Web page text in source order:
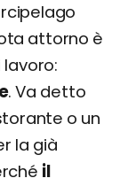
attorno è
. Va detto
o un
la già
il